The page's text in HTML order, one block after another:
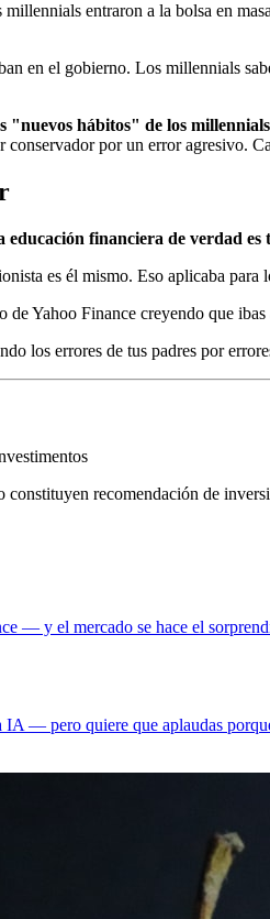
millennials entraron a la bolsa en
en el gobierno. Los millennials
"nuevos hábitos" de los
por un error agresivo.
educación financiera de verdad
es él mismo. Eso aplicaba
Yahoo Finance creyendo que
los errores de tus padres por
constituyen recomendación de
— y el mercado se hace el
— pero quiere que aplaudas